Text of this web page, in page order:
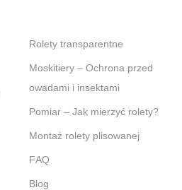
Rolety transparentne
Moskitiery – Ochrona przed
owadami i insektami
Pomiar – Jak mierzyć rolety?
Montaż rolety plisowanej
FAQ
Blog